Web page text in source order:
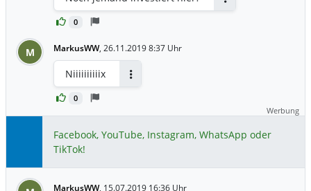
0
M MarkusWW, 26.11.2019 8:37 Uhr
0
Niiiiiiiiiix
Werbung
Facebook, YouTube, Instagram, WhatsApp oder
TikTok!
MarkusWW, 15.07.2019 16:36 Uhr